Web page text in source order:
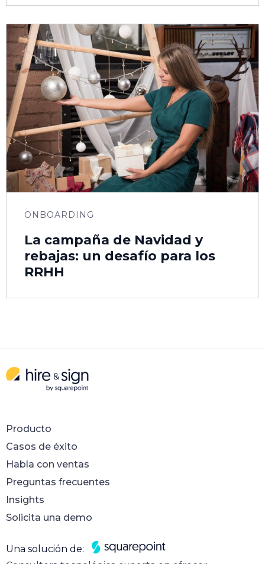
ONBOARDING
La campaña de Navidad y
rebajas: un desafío para los
RRHH
Producto
Casos de éxito
Habla con ventas
Preguntas frecuentes
Insights
Solicita una demo
Una solución de: